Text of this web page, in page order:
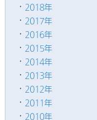
2018年
2017年
2016年
2015年
2014年
2013年
2012年
2011年
2010年